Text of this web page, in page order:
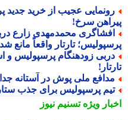
عجیب از خرید جدید
سرخ!
محمدمهدی زارع درباره
تارتار واقعاً مانع شد؟
زودهنگام پرسپولیس و
ملی پوش در آستانه جدایی
پرسپولیس برای جذب
ویژهتسنیم نیوز